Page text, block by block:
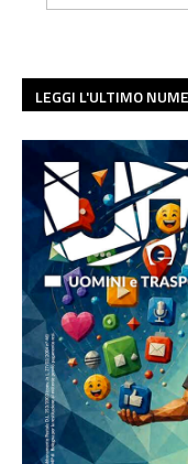
LEGGI L'ULTIMO